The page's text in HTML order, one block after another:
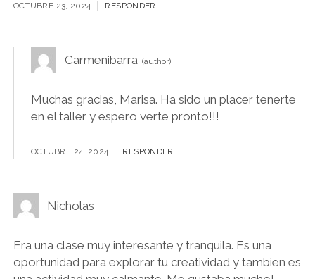
OCTUBRE 23, 2024 RESPONDER
Carmenibarra
Muchas gracias, Marisa. Ha sido un placer tenerte
en el taller y espero verte pronto!!!
OCTUBRE 24, 2024 RESPONDER
Nicholas
Era una clase muy interesante y tranquila. Es una
oportunidad para explorar tu creatividad y tambien es